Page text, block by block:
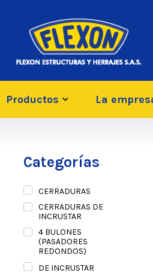
Productos La
Categorías
CERRADURAS
CERRADURAS DE
INCRUSTAR
4 BULONES
(PASADORES
REDONDOS)
DE INCRUSTAR